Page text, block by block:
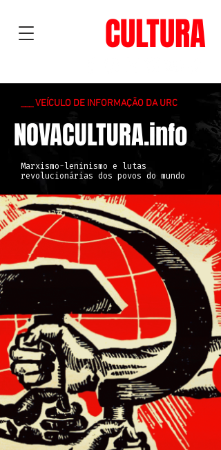
CULTURA
___ VEÍCULO DE INFORMAÇÃO DA URC
NOVACULTURA.info
Marxismo-leninismo e lutas
revolucionárias dos povos do mundo